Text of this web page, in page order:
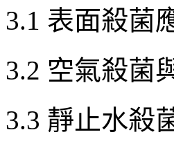
3.1 表面殺菌
3.2 空氣殺菌
3.3 靜止水殺